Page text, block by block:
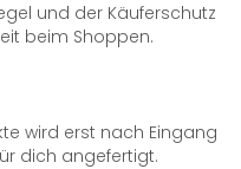
und der Käuferschutz
beim Shoppen.
wird erst nach Eingang
dich angefertigt.